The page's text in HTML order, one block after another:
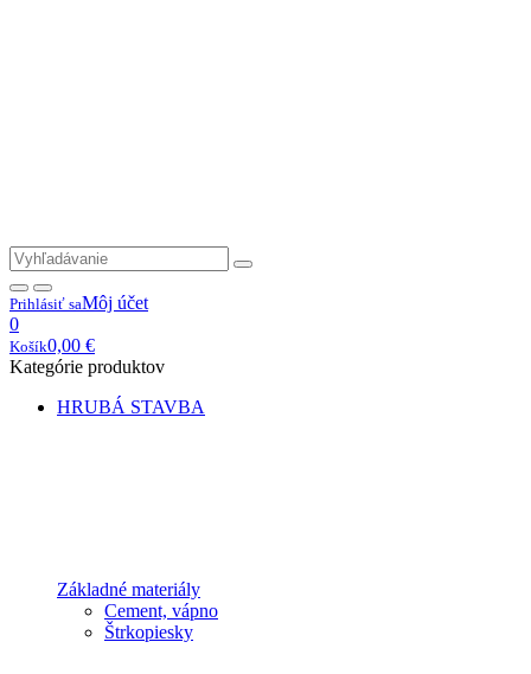
Prihlásiť saMôj účet
0
Košík0,00 €
Kategórie produktov
HRUBÁ STAVBA
Základné materiály
Cement, vápno
Štrkopiesky